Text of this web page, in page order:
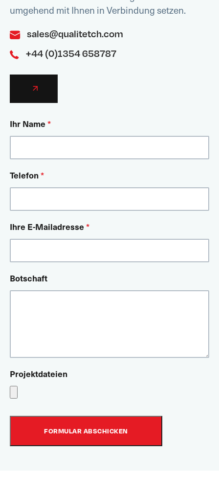
umgehend mit Ihnen in Verbindung setzen.
sales@qualitetch.com
+44 (0)1354 658787
Ihr Name*
Telefon*
Ihre E-Mailadresse*
Botschaft
Projektdateien